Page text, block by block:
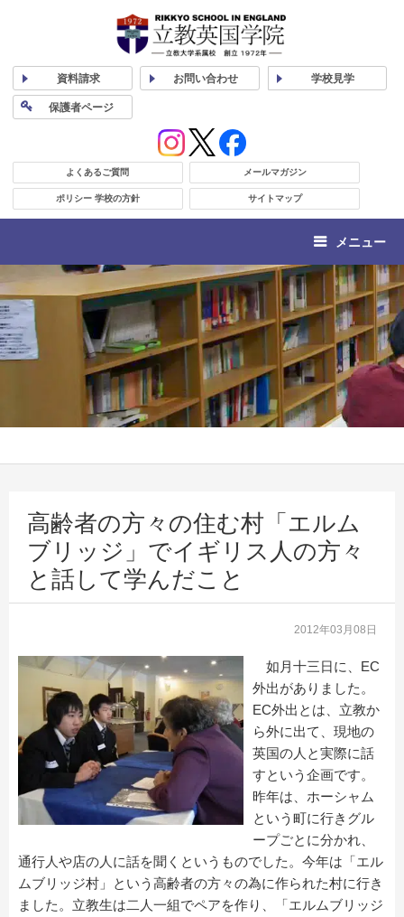
資料請求 お問い合わせ 学校見学
保護者ページ
よくあるご質問 メールマガジン
ポリシー 学校の方針 サイトマップ
メニュー
高齢者の方々の住む村「エルム
ブリッジ」でイギリス人の方々
と話して学んだこと
2012年03月08日
如月十三日に、EC
外出がありました。
EC外出とは、立教か
ら外に出て、現地の
英国の人と実際に話
すという企画です。
昨年は、ホーシャム
という町に行きグル
ープごとに分かれ、
通行人や店の人に話を聞くというものでした。今年は「エル
ムブリッジ村」という高齢者の方々の為に作られた村に行き
ました。立教生は二人一組でペアを作り、「エルムブリッジ